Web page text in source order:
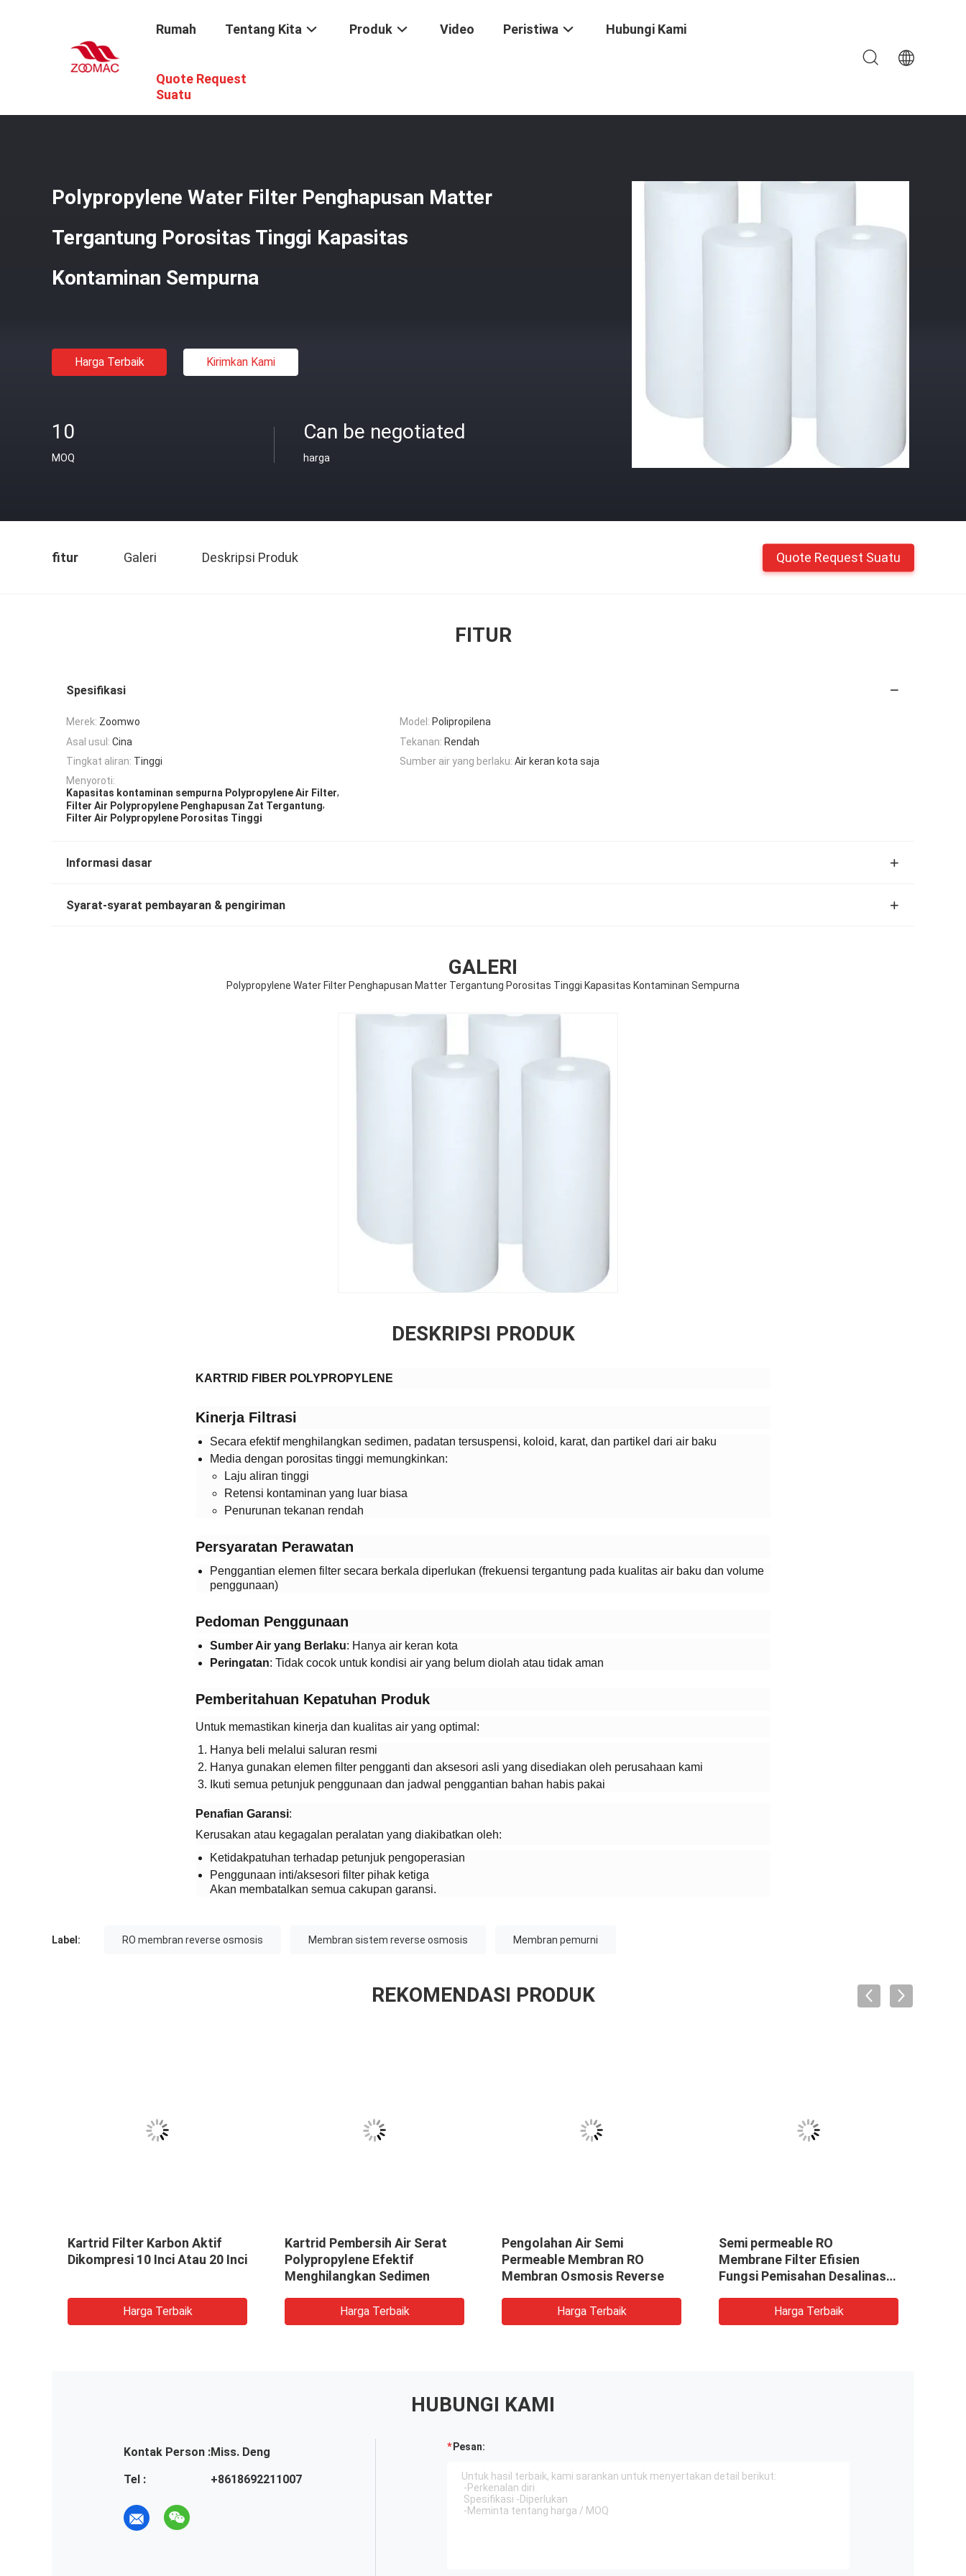
Rumah Tentang Kita Produk Video Peristiwa Hubungi Kami
Quote Request
Suatu
Aksesoris Sistem Pemurnian Air
Polypropylene Water Filter Penghapusan Matter
Tergantung Porositas Tinggi Kapasitas
Kontaminan Sempurna
Harga Terbaik Kirimkan Kami
10
MOQ
Can be negotiated
harga
fitur Galeri Deskripsi Produk Quote Request Suatu
FITUR
Spesifikasi
Merek: Zoomwo Model: Polipropilena
Asal usul: Cina Tekanan: Rendah
Tingkat aliran: Tinggi Sumber air yang berlaku: Air keran kota saja
Menyoroti:
Kapasitas kontaminan sempurna Polypropylene Air Filter,
Filter Air Polypropylene Penghapusan Zat Tergantung,
Filter Air Polypropylene Porositas Tinggi
Informasi dasar
Syarat-syarat pembayaran & pengiriman
GALERI
Polypropylene Water Filter Penghapusan Matter Tergantung Porositas Tinggi Kapasitas Kontaminan Sempurna
DESKRIPSI PRODUK
KARTRID FIBER POLYPROPYLENE​
​Kinerja Filtrasi​
Secara efektif menghilangkan sedimen, padatan tersuspensi, koloid, karat, dan partikel dari air baku
Media dengan porositas tinggi memungkinkan:
Laju aliran tinggi
Retensi kontaminan yang luar biasa
Penurunan tekanan rendah
​Persyaratan Perawatan​
Penggantian elemen filter secara berkala diperlukan (frekuensi tergantung pada kualitas air baku dan volume
penggunaan)
​Pedoman Penggunaan​
​Sumber Air yang Berlaku​​: Hanya air keran kota
​Peringatan​​: Tidak cocok untuk kondisi air yang belum diolah atau tidak aman
​Pemberitahuan Kepatuhan Produk​
Untuk memastikan kinerja dan kualitas air yang optimal:
Hanya beli melalui saluran resmi
Hanya gunakan elemen filter pengganti dan aksesori asli yang disediakan oleh perusahaan kami
Ikuti semua petunjuk penggunaan dan jadwal penggantian bahan habis pakai
​Penafian Garansi​​:
Kerusakan atau kegagalan peralatan yang diakibatkan oleh:
Ketidakpatuhan terhadap petunjuk pengoperasian
Penggunaan inti/aksesori filter pihak ketiga
Akan membatalkan semua cakupan garansi.
Label: RO membran reverse osmosis Membran sistem reverse osmosis Membran pemurni
REKOMENDASI PRODUK
Kartrid Filter Karbon Aktif
Dikompresi 10 Inci Atau 20 Inci
Harga Terbaik
Kartrid Pembersih Air Serat
Polypropylene Efektif
Menghilangkan Sedimen
Harga Terbaik
Pengolahan Air Semi
Permeable Membran RO
Membran Osmosis Reverse
Harga Terbaik
Semi permeable RO
Membrane Filter Efisien
Fungsi Pemisahan Desalinasi
Harga Terbaik
HUBUNGI KAMI
Kontak Person :Miss. Deng
Tel :
+8618692211007
Pesan: